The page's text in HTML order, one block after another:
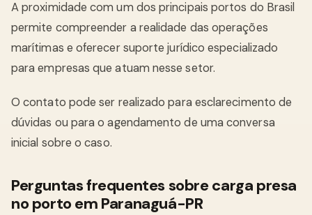
A proximidade com um dos principais portos do Brasil
permite compreender a realidade das operações
marítimas e oferecer suporte jurídico especializado
para empresas que atuam nesse setor.
O contato pode ser realizado para esclarecimento de
dúvidas ou para o agendamento de uma conversa
inicial sobre o caso.
Perguntas frequentes sobre carga presa
no porto em Paranaguá-PR